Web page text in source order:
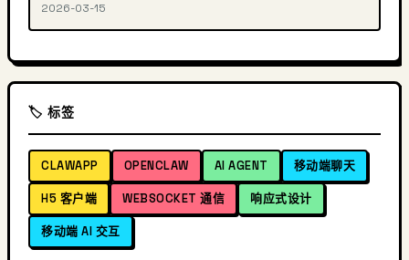
2026-03-15
🏷️ 标签
CLAWAPP OPENCLAW AI AGENT 移动端聊天
H5 客户端 WEBSOCKET 通信 响应式设计
移动端 AI 交互